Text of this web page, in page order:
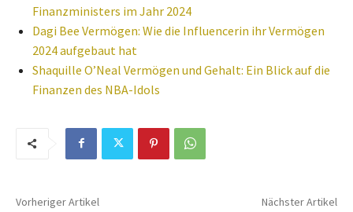
Finanzministers im Jahr 2024
Dagi Bee Vermögen: Wie die Influencerin ihr Vermögen
2024 aufgebaut hat
Shaquille O’Neal Vermögen und Gehalt: Ein Blick auf die
Finanzen des NBA-Idols
Vorheriger Artikel Nächster Artikel